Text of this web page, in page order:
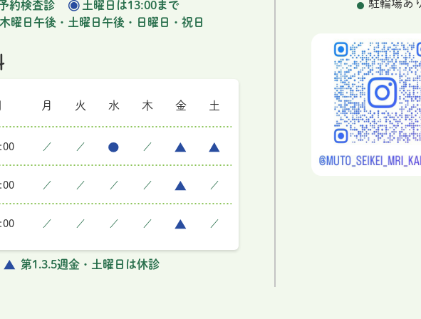
約検査診
土曜日は13:00まで
曜日午後・土曜日午後・日曜日・祝日
月 火 水 木 金 土
／ ／ ／
／ ／ ／ ／ ／
／ ／ ／ ／ ／
第1.3.5週金・土曜日は休診
駐輪場あ